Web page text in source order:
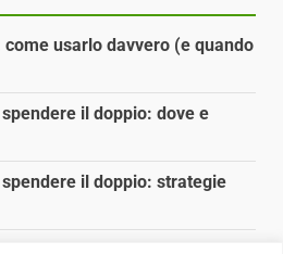
usarlo davvero (e quando
il doppio: dove e
il doppio: strategie